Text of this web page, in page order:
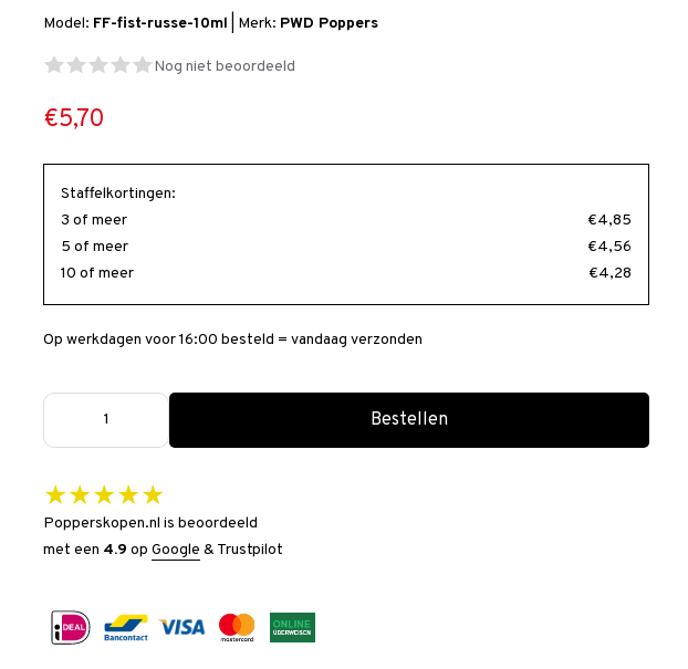
Model: FF-fist-russe-10ml Merk: PWD Poppers
Nog niet beoordeeld
€5,70
Staffelkortingen:
3 of meer
€4,85
5 of meer
€4,56
10 of meer
€4,28
Op werkdagen voor 16:00 besteld = vandaag verzonden
Bestellen
★★★★★
Popperskopen.nl is beoordeeld
met een 4.9 opGoogle & Trustpilot